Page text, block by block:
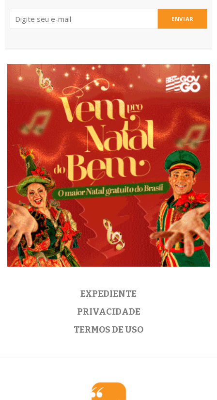
ENVIAR
EXPEDIENTE
PRIVACIDADE
TERMOS DE USO